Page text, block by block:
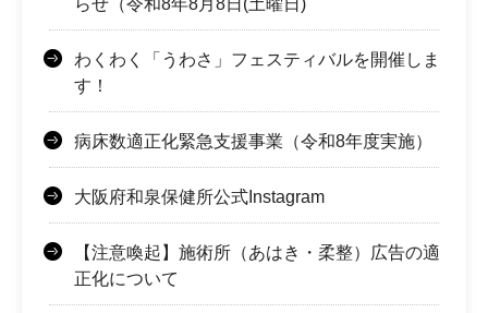
わくわく「うわさ」フェスティバルを開催しま
す！
病床数適正化緊急支援事業（令和8年度実施）
大阪府和泉保健所公式Instagram
【注意喚起】施術所（あはき・柔整）広告の適
正化について